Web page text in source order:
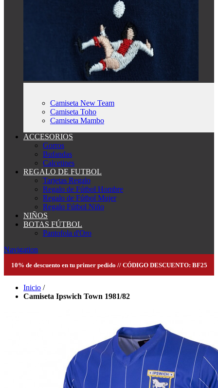
Camiseta New Team
Camiseta Toho
Camiseta Mambo
ACCESORIOS
Gorros
Bufandas
Calcetines
REGALO DE FUTBOL
Tarjetas Regalo
Regalo de Fútbol Hombre
Regalo de Fútbol Mujer
Regalo Fútbol Niño
NIÑOS
BOTAS FÚTBOL
Pantofola d'Oro
Navigation
10% de descuento en tu primer pedido // CÓDIGO DESCUENTO: BF25
Inicio /
Camiseta Ipswich Town 1981/82